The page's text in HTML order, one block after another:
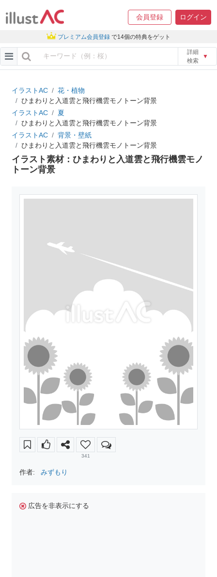
会員登録 ログイン
プレミアム会員登録 で14個の特典をゲット
詳細
検索
▼
イラストAC
花・植物
ひまわりと入道雲と飛行機雲モノトーン背景
イラストAC
夏
ひまわりと入道雲と飛行機雲モノトーン背景
イラストAC
背景・壁紙
ひまわりと入道雲と飛行機雲モノトーン背景
イラスト素材：ひまわりと入道雲と飛行機雲モノ
トーン背景
341
作者: みずもり
広告を非表示にする